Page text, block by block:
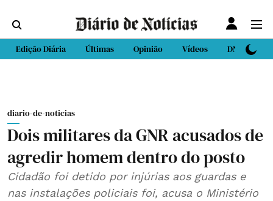
Edição Diária Últimas Opinião Vídeos DN Sport
diario-de-noticias
Dois militares da GNR acusados de
agredir homem dentro do posto
Cidadão foi detido por injúrias aos guardas e
nas instalações policiais foi, acusa o Ministério